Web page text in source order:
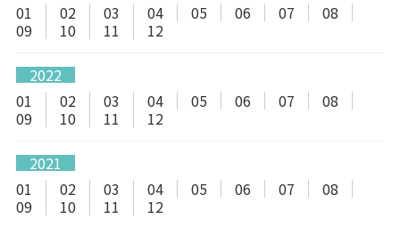
01
02 03 04 05 06 07
08
09
10 11 12
2022
01
02 03 04 05 06 07
08
09
10 11 12
2021
01
02 03 04 05 06 07
08
09
10 11 12